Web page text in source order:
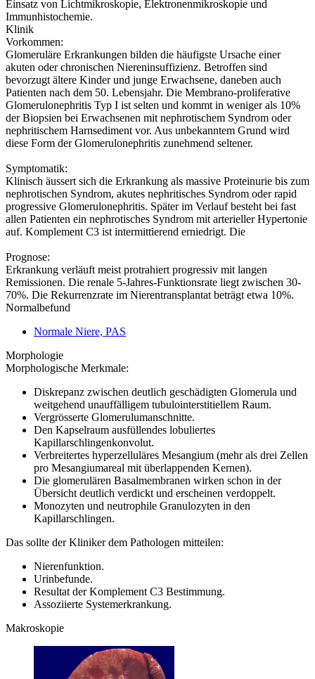
Einsatz von Lichtmikroskopie, Elektronenmikroskopie und
Immunhistochemie.
Klinik
Vorkommen:
Glomeruläre Erkrankungen bilden die häufigste Ursache einer
akuten oder chronischen Niereninsuffizienz. Betroffen sind
bevorzugt ältere Kinder und junge Erwachsene, daneben auch
Patienten nach dem 50. Lebensjahr. Die Membrano-proliferative
Glomerulonephritis Typ I ist selten und kommt in weniger als 10%
der Biopsien bei Erwachsenen mit nephrotischem Syndrom oder
nephritischem Harnsediment vor. Aus unbekanntem Grund wird
diese Form der Glomerulonephritis zunehmend seltener.
Symptomatik:
Klinisch äussert sich die Erkrankung als massive Proteinurie bis zum
nephrotischen Syndrom, akutes nephritisches Syndrom oder rapid
progressive Glomerulonephritis. Später im Verlauf besteht bei fast
allen Patienten ein nephrotisches Syndrom mit arterieller Hypertonie
auf. Komplement C3 ist intermittierend erniedrigt. Die
Prognose:
Erkrankung verläuft meist protrahiert progressiv mit langen
Remissionen. Die renale 5-Jahres-Funktionsrate liegt zwischen 30-
70%. Die Rekurrenzrate im Nierentransplantat beträgt etwa 10%.
Normalbefund
Normale Niere, PAS
Morphologie
Morphologische Merkmale:
Diskrepanz zwischen deutlich geschädigten Glomerula und
weitgehend unauffälligem tubulointerstitiellem Raum.
Vergrösserte Glomerulumanschnitte.
Den Kapselraum ausfüllendes lobuliertes
Kapillarschlingenkonvolut.
Verbreitertes hyperzelluläres Mesangium (mehr als drei Zellen
pro Mesangiumareal mit überlappenden Kernen).
Die glomerulären Basalmembranen wirken schon in der
Übersicht deutlich verdickt und erscheinen verdoppelt.
Monozyten und neutrophile Granulozyten in den
Kapillarschlingen.
Das sollte der Kliniker dem Pathologen mitteilen:
Nierenfunktion.
Urinbefunde.
Resultat der Komplement C3 Bestimmung.
Assoziierte Systemerkrankung.
Makroskopie